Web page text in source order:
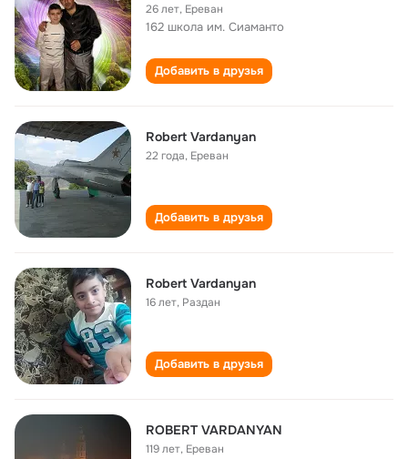
26 лет, Ереван
162 школа им. Сиаманто
Добавить в друзья
Robert Vardanyan
22 года, Ереван
Добавить в друзья
Robert Vardanyan
16 лет, Раздан
Добавить в друзья
ROBERT VARDANYAN
119 лет, Ереван